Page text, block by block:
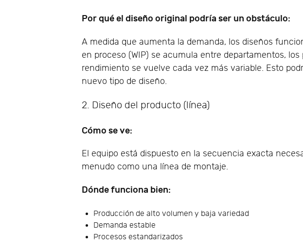
Por qué el diseño original podría ser un obstáculo:
A medida que aumenta la demanda, los diseños
en proceso (WIP) se acumula entre departamentos,
rendimiento se vuelve cada vez más variable. Esto
nuevo tipo de diseño.
2. Diseño del producto (línea)
Cómo se ve:
El equipo está dispuesto en la secuencia exacta
menudo como una línea de montaje.
Dónde funciona bien:
Producción de alto volumen y baja variedad
Demanda estable
Procesos estandarizados